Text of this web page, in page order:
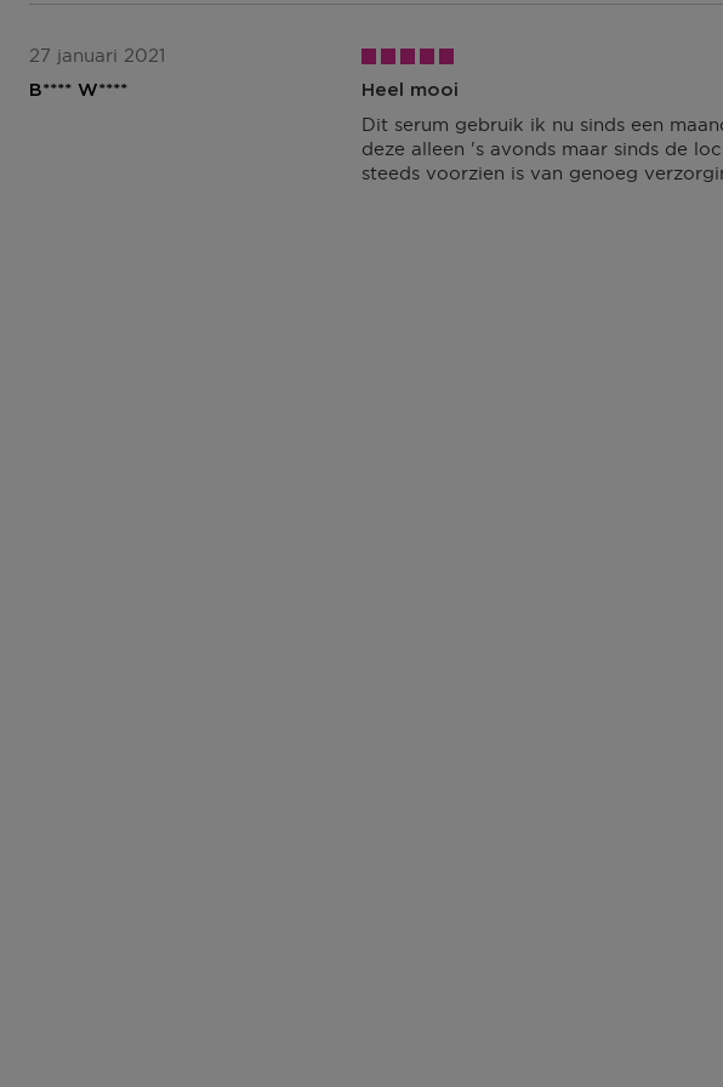
27 januari 2021
Heel mooi
Dit serum gebruik ik nu sinds een
deze alleen 's avonds maar sinds de
steeds voorzien is van genoeg
B**** W****